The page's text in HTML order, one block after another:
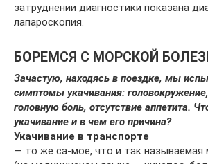
затруднении диагностики показана
лапароскопия.
БОРЕМСЯ С МОРСКОЙ
Зачастую, находясь в поездке, мы
симптомы укачивания:
головную боль, отсутствие аппетита.
укачивание и в чем его причина?
Укачивание в транспорте
— то же са-мое, что и так называемая